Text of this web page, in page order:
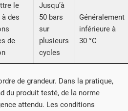
le
des
de
Jusqu’à
50 bars
sur
plusieurs
cycles
Généralement
inférieure à
30 °C
de grandeur. Dans la pratique,
du produit testé, de la norme
attendu. Les conditions